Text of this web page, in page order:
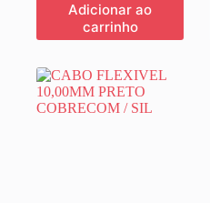
Adicionar ao
carrinho